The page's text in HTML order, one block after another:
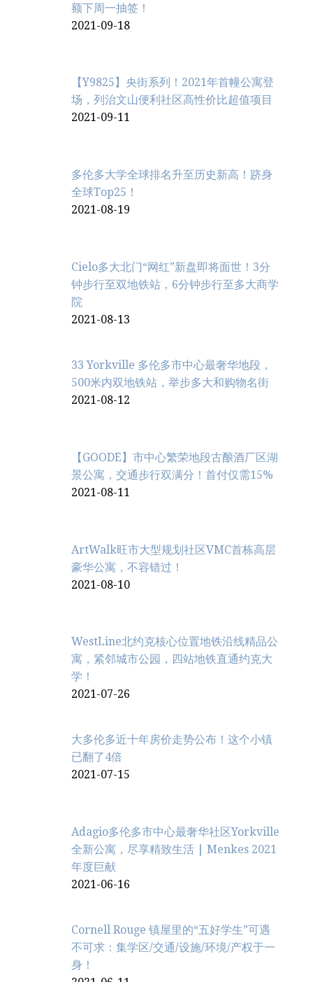
额下周一抽签！
2021-09-18
【Y9825】央街系列！2021年首幢公寓登
场，列治文山便利社区高性价比超值项目
2021-09-11
多伦多大学全球排名升至历史新高！跻身
全球Top25！
2021-08-19
Cielo多大北门“网红”新盘即将面世！3分
钟步行至双地铁站，6分钟步行至多大商学
院
2021-08-13
33 Yorkville 多伦多市中心最奢华地段，
500米内双地铁站，举步多大和购物名街
2021-08-12
【GOODE】市中心繁荣地段古酿酒厂区湖
景公寓，交通步行双满分！首付仅需15%
2021-08-11
ArtWalk旺市大型规划社区VMC首栋高层
豪华公寓，不容错过！
2021-08-10
WestLine北约克核心位置地铁沿线精品公
寓，紧邻城市公园，四站地铁直通约克大
学！
2021-07-26
大多伦多近十年房价走势公布！这个小镇
已翻了4倍
2021-07-15
Adagio多伦多市中心最奢华社区Yorkville
全新公寓，尽享精致生活 | Menkes 2021
年度巨献
2021-06-16
Cornell Rouge 镇屋里的“五好学生”可遇
不可求：集学区/交通/设施/环境/产权于一
身！